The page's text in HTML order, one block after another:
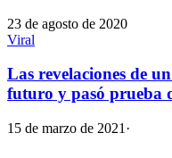
23 de agosto de 2020
Viral
Las revelaciones de
futuro y pasó prueba
15 de marzo de 2021 ·